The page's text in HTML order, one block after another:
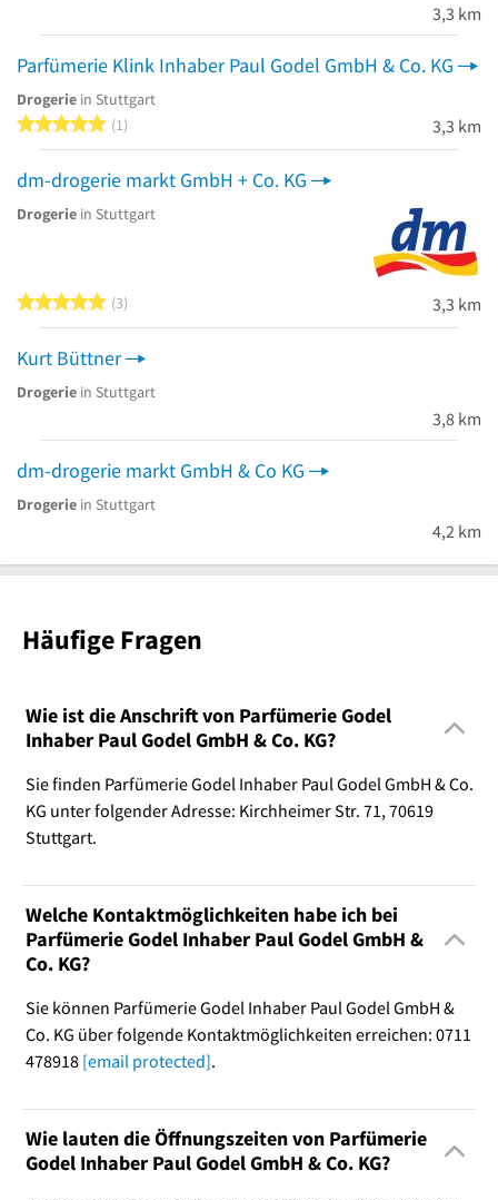
3,3 km
Parfümerie Klink Inhaber Paul Godel GmbH & Co. KG
Drogerie in Stuttgart
5 von 5 Sternen
1 3,3 km
dm-drogerie markt GmbH + Co. KG
Drogerie in Stuttgart
5 von 5 Sternen
3 3,3 km
Kurt Büttner
Drogerie in Stuttgart
3,8 km
dm-drogerie markt GmbH & Co KG
Drogerie in Stuttgart
4,2 km
Häufige Fragen
Wie ist die Anschrift von Parfümerie Godel
Inhaber Paul Godel GmbH & Co. KG?
Sie finden Parfümerie Godel Inhaber Paul Godel GmbH & Co.
KG unter folgender Adresse: Kirchheimer Str. 71, 70619
Stuttgart.
Welche Kontaktmöglichkeiten habe ich bei
Parfümerie Godel Inhaber Paul Godel GmbH &
Co. KG?
Sie können Parfümerie Godel Inhaber Paul Godel GmbH &
Co. KG über folgende Kontaktmöglichkeiten erreichen: 0711
478918 [email protected].
Wie lauten die Öffnungszeiten von Parfümerie
Godel Inhaber Paul Godel GmbH & Co. KG?